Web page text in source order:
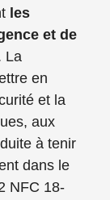
les
et de
La
en
et la
aux
à tenir
dans le
NFC 18-